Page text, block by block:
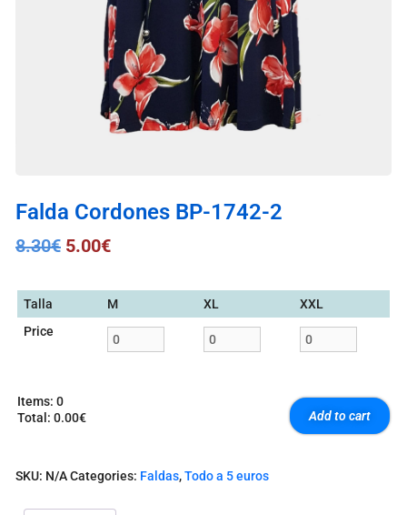
Falda Cordones BP-1742-2
8.30€ 5.00€
Talla M XL
XXL
Price
Items: 0
Total : 0.00€
e
Add to cart
SKU: N/ACategories: Faldas,Todo a 5 euros